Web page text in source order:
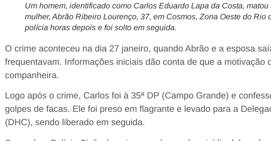
Um homem, identificado como Carlos Eduardo Lapa da Costa,
mulher, Abrão Ribeiro Lourenço, 37, em Cosmos, Zona Oeste do Rio
polícia horas depois e foi solto em seguida.
O crime aconteceu na dia 27 janeiro, quando Abrão e a esposa
frequentavam. Informações iniciais dão conta de que a motivação
companheira.
Logo após o crime, Carlos foi à 35ª DP (Campo Grande) e
golpes de facas. Ele foi preso em flagrante e levado para a
(DHC), sendo liberado em seguida.